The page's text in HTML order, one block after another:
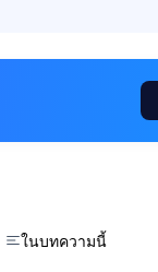
ในบทความนี้